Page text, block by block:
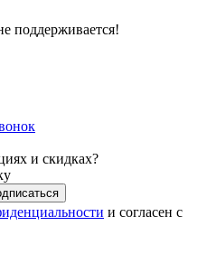
поддерживается!
и скидках?
и согласен с